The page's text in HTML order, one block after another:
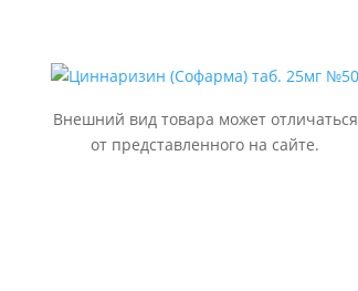
Внешний вид товара может отличаться
от представленного на сайте.